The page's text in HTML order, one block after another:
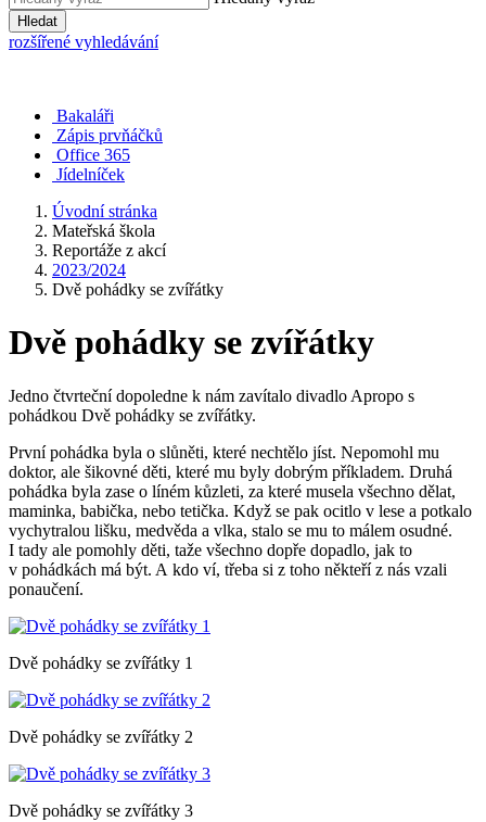
Hledat
rozšířené vyhledávání
Bakaláři
Zápis prvňáčků
Office 365
Jídelníček
Úvodní stránka
Mateřská škola
Reportáže z akcí
2023/2024
Dvě pohádky se zvířátky
Dvě pohádky se zvířátky
Jedno čtvrteční dopoledne k nám zavítalo divadlo Apropo s
pohádkou Dvě pohádky se zvířátky.
První pohádka byla o slůněti, které nechtělo jíst. Nepomohl mu
doktor, ale šikovné děti, které mu byly dobrým příkladem. Druhá
pohádka byla zase o líném kůzleti, za které musela všechno dělat,
maminka, babička, nebo tetička. Když se pak ocitlo v lese a potkalo
vychytralou lišku, medvěda a vlka, stalo se mu to málem osudné.
I tady ale pomohly děti, taže všechno dopře dopadlo, jak to
v pohádkách má být. A kdo ví, třeba si z toho někteří z nás vzali
ponaučení.
Dvě pohádky se zvířátky 1
Dvě pohádky se zvířátky 2
Dvě pohádky se zvířátky 3